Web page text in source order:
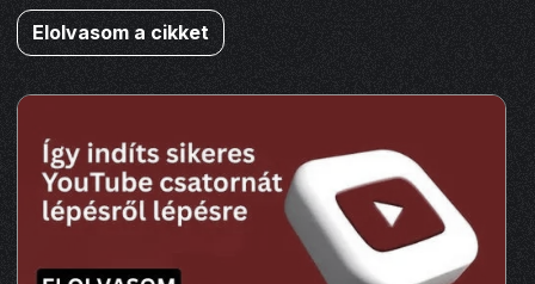
Elolvasom a cikket